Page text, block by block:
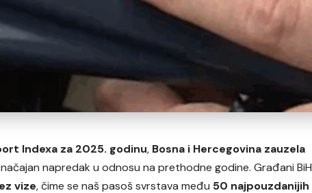
Indexa za 2025. godinu, Bosna i Hercegovina zauzela
napredak u odnosu na prethodne godine. Građani BiH
vize, čime se naš pasoš svrstava među 50 najpouzdanijih